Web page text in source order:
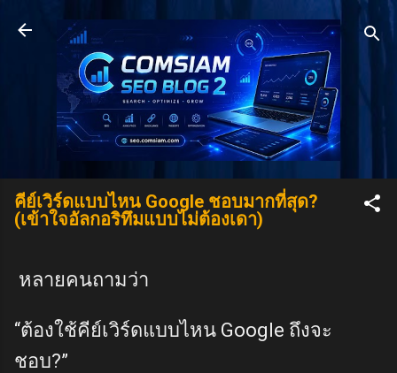
Skip to main content
คีย์เวิร์ดแบบไหน Google ชอบมากที่สุด?
(เข้าใจอัลกอริทึมแบบไม่ต้องเดา)
หลายคนถามว่า
“ต้องใช้คีย์เวิร์ดแบบไหน Google ถึงจะ
ชอบ?”